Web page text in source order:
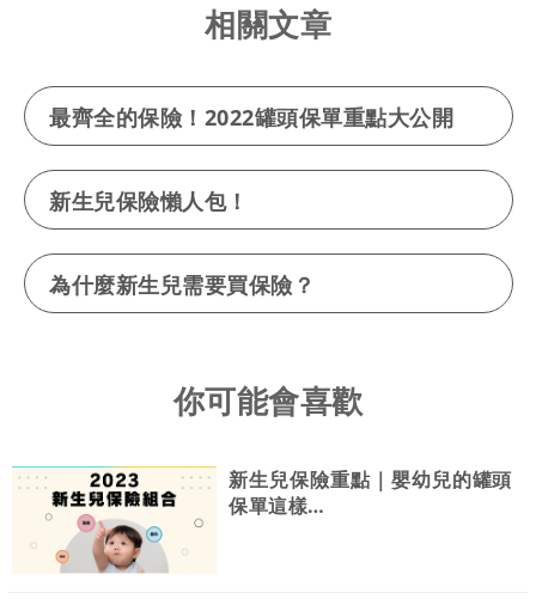
相關文章
最齊全的保險！2022罐頭保單重點大公開
新生兒保險懶人包！
為什麼新生兒需要買保險？
你可能會喜歡
新生兒保險重點｜嬰幼兒的罐頭
保單這樣…